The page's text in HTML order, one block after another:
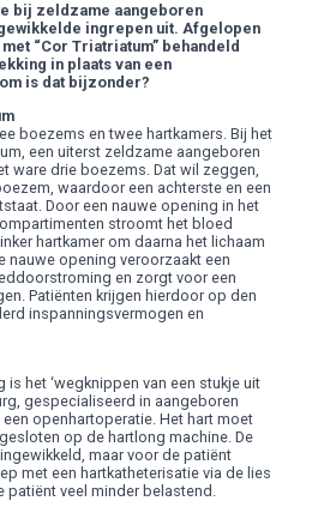
bij zeldzame aangeboren
ingrepen uit. Afgelopen
“Cor Triatriatum” behandeld
in plaats van een
is dat bijzonder?
boezems en twee hartkamers. Bij het
een uiterst zeldzame aangeboren
ware drie boezems. Dat wil zeggen,
waardoor een achterste en een
Door een nauwe opening in het
stroomt het bloed
hartkamer om daarna het lichaam
nauwe opening veroorzaakt een
en zorgt voor een
Patiënten krijgen hierdoor op den
inspanningsvermogen en
het ‘wegknippen van een stukje uit
gespecialiseerd in aangeboren
openhartoperatie. Het hart moet
op de hartlong machine. De
maar voor de patiënt
met een hartkatheterisatie via de lies
patiënt veel minder belastend.